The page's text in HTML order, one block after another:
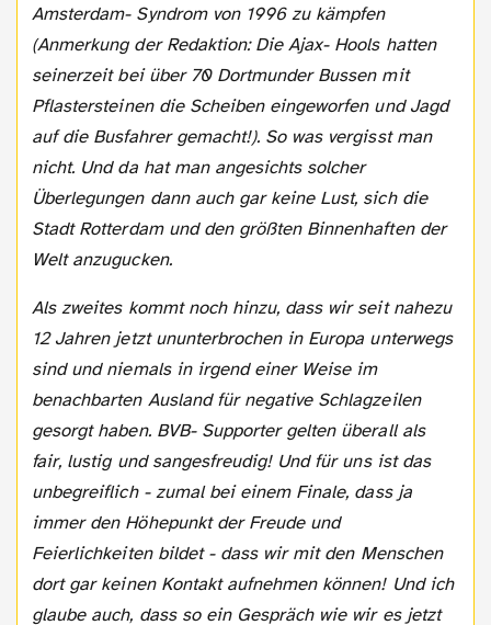
Amsterdam- Syndrom von 1996 zu kämpfen
(Anmerkung der Redaktion: Die Ajax- Hools hatten
seinerzeit bei über 70 Dortmunder Bussen mit
Pflastersteinen die Scheiben eingeworfen und Jagd
auf die Busfahrer gemacht!). So was vergisst man
nicht. Und da hat man angesichts solcher
Überlegungen dann auch gar keine Lust, sich die
Stadt Rotterdam und den größten Binnenhaften der
Welt anzugucken.
Als zweites kommt noch hinzu, dass wir seit nahezu
12 Jahren jetzt ununterbrochen in Europa unterwegs
sind und niemals in irgend einer Weise im
benachbarten Ausland für negative Schlagzeilen
gesorgt haben. BVB- Supporter gelten überall als
fair, lustig und sangesfreudig! Und für uns ist das
unbegreiflich - zumal bei einem Finale, dass ja
immer den Höhepunkt der Freude und
Feierlichkeiten bildet - dass wir mit den Menschen
dort gar keinen Kontakt aufnehmen können! Und ich
glaube auch, dass so ein Gespräch wie wir es jetzt